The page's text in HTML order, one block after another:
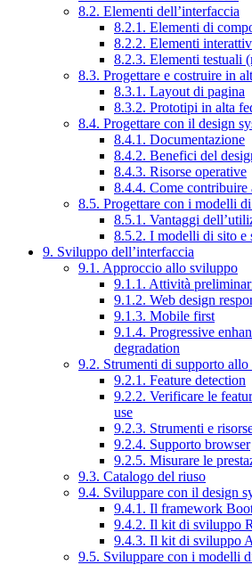
8.2. Elementi dell’interfaccia
8.2.1. Elementi di
8.2.2. Elementi
8.2.3. Elementi testuali
8.3. Progettare e costruire in
8.3.1. Layout di pagina
8.3.2. Prototipi in alta
8.4. Progettare con il design
8.4.1. Documentazione
8.4.2. Benefici del
8.4.3. Risorse operative
8.4.4. Come contribuire
8.5. Progettare con i modelli
8.5.1. Vantaggi
8.5.2. I modelli di sito e
9. Sviluppo dell’interfaccia
9.1. Approccio allo sviluppo
9.1.1. Attività
9.1.2. Web design
9.1.3. Mobile first
9.1.4. Progressive
degradation
9.2. Strumenti di supporto
9.2.1. Feature detection
9.2.2. Verificare le
use
9.2.3. Strumenti e
9.2.4. Supporto browser
9.2.5. Misurare le
9.3. Catalogo del riuso
9.4. Sviluppare con il design
9.4.1. Il framework
9.4.2. Il kit di sviluppo
9.4.3. Il kit di sviluppo
9.5. Sviluppare con i modelli